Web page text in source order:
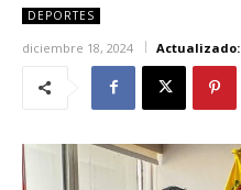
DEPORTES
diciembre 18, 2024 Actualizado: